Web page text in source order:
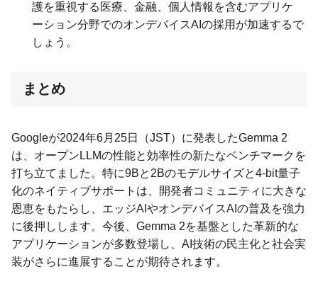
護を重視する医療、金融、個人情報を含むアプリケ
ーション分野でのオンデバイスAIの採用が加速するで
しょう。
まとめ
Googleが2024年6月25日（JST）に発表したGemma 2
は、オープンLLMの性能と効率性の新たなベンチマークを
打ち立てました。特に9Bと2Bのモデルサイズと4-bit量子
化のネイティブサポートは、開発者コミュニティに大きな
恩恵をもたらし、エッジAIやオンデバイスAIの普及を強力
に後押しします。今後、Gemma 2を基盤とした革新的な
アプリケーションが多数登場し、AI技術の民主化と社会実
装がさらに進展することが期待されます。